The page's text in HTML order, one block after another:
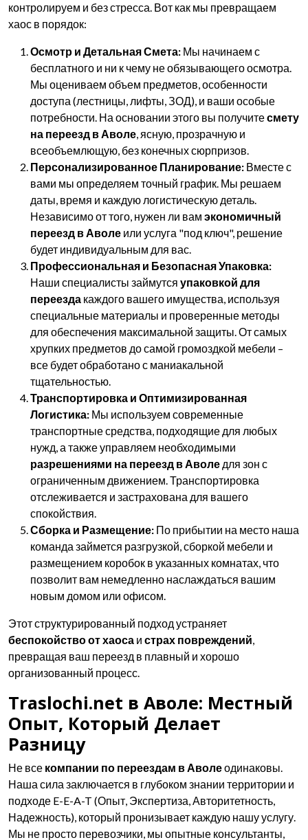
контролируем и без стресса. Вот как мы превращаем
хаос в порядок:
Осмотр и Детальная Смета: Мы начинаем с
бесплатного и ни к чему не обязывающего осмотра.
Мы оцениваем объем предметов, особенности
доступа (лестницы, лифты, ЗОД), и ваши особые
потребности. На основании этого вы получитесмету
на переезд в Аволе, ясную, прозрачную и
всеобъемлющую, без конечных сюрпризов.
Персонализированное Планирование: Вместе с
вами мы определяем точный график. Мы решаем
даты, время и каждую логистическую деталь.
Независимо от того, нужен ли вам экономичный
переезд в Аволе или услуга "под ключ", решение
будет индивидуальным для вас.
Профессиональная и Безопасная Упаковка:
Наши специалисты займутся упаковкой для
переезда каждого вашего имущества, используя
специальные материалы и проверенные методы
для обеспечения максимальной защиты. От самых
хрупких предметов до самой громоздкой мебели –
все будет обработано с маниакальной
тщательностью.
Транспортировка и Оптимизированная
Логистика: Мы используем современные
транспортные средства, подходящие для любых
нужд, а также управляем необходимыми
разрешениями на переезд в Аволе для зон с
ограниченным движением. Транспортировка
отслеживается и застрахована для вашего
спокойствия.
Сборка и Размещение: По прибытии на место наша
команда займется разгрузкой, сборкой мебели и
размещением коробок в указанных комнатах, что
позволит вам немедленно наслаждаться вашим
новым домом или офисом.
Этот структурированный подход устраняет
беспокойство от хаоса и страх повреждений,
превращая ваш переезд в плавный и хорошо
организованный процесс.
Traslochi.net в Аволе: Местный
Опыт, Который Делает
Разницу
Не все компании по переездам в Аволеодинаковы.
Наша сила заключается в глубоком знании территории и
подходе E-E-A-T (Опыт, Экспертиза, Авторитетность,
Надежность), который пронизывает каждую нашу услугу.
Мы не просто перевозчики, мы опытные консультанты,